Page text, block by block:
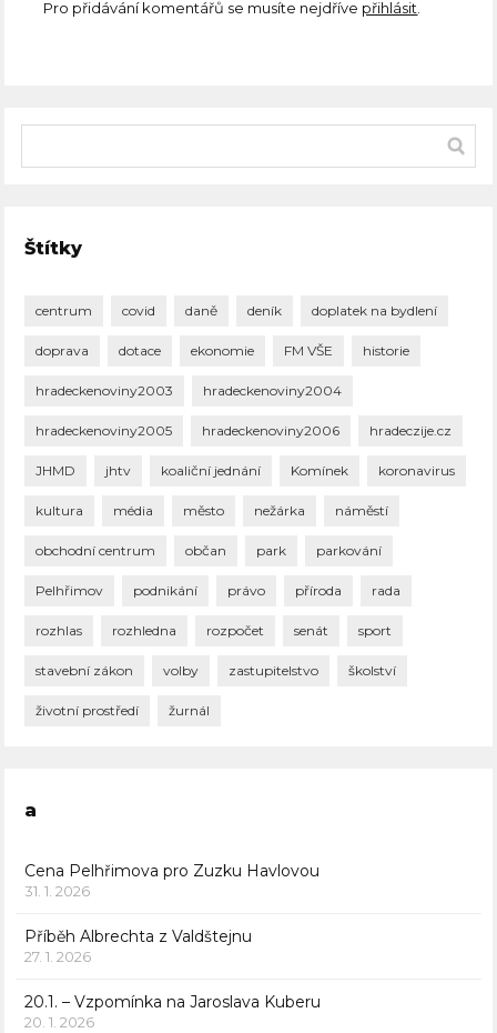
Pro přidávání komentářů se musíte nejdříve přihlásit.
Štítky
centrum covid daně deník doplatek na bydlení
doprava dotace ekonomie FM VŠE historie
hradeckenoviny2003 hradeckenoviny2004
hradeckenoviny2005 hradeckenoviny2006 hradeczije.cz
JHMD jhtv koaliční jednání Komínek koronavirus
kultura média město nežárka náměstí
obchodní centrum občan park parkování
Pelhřimov podnikání právo příroda rada
rozhlas rozhledna rozpočet senát sport
stavební zákon volby zastupitelstvo školství
životní prostředí žurnál
a
Cena Pelhřimova pro Zuzku Havlovou
31. 1. 2026
Příběh Albrechta z Valdštejnu
27. 1. 2026
20.1. – Vzpomínka na Jaroslava Kuberu
20. 1. 2026